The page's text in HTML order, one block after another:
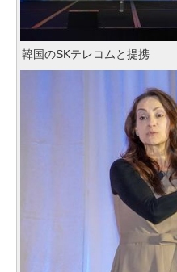
韓国のSKテレコムと提携